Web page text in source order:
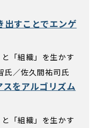
出すことでエンゲ
「組織」を生かす
氏／佐久間祐司氏
をアルゴリズム
「組織」を生かす